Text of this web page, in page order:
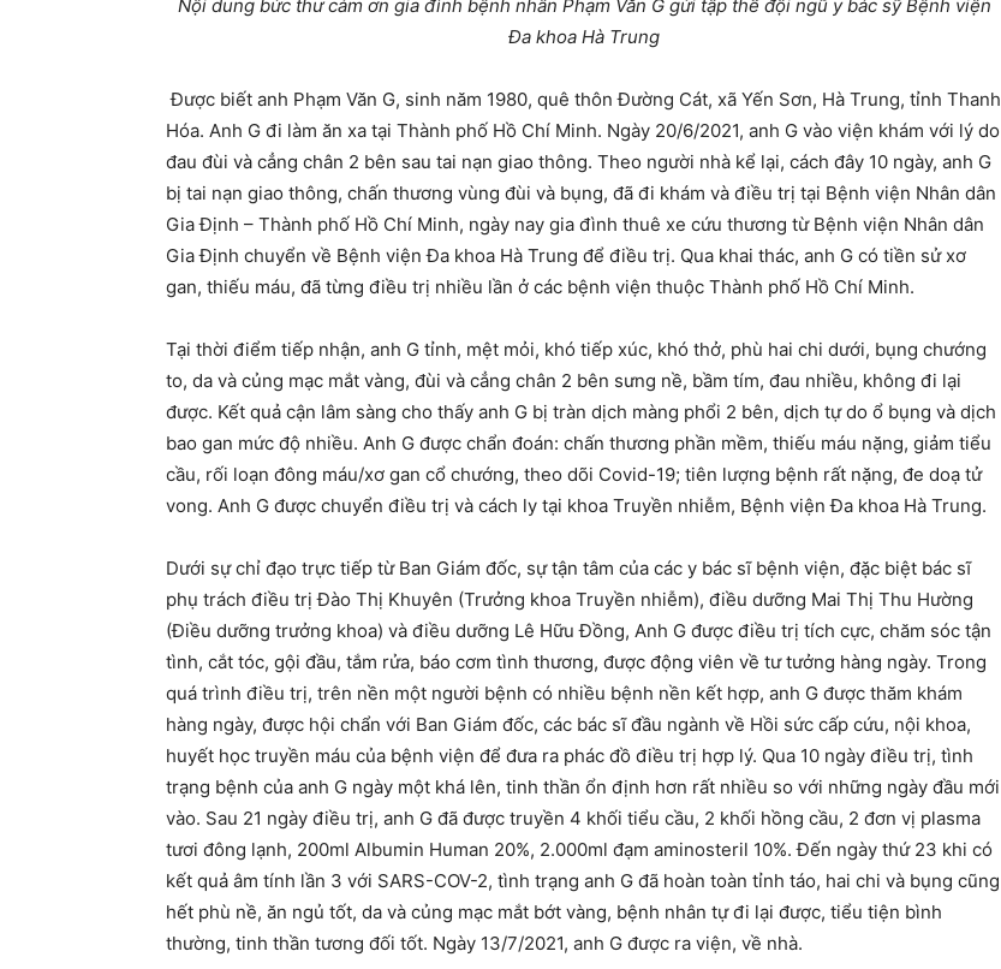
Nội dung bức thư cảm ơn gia đình bệnh nhân Phạm Văn G gửi tập thể đội ngũ y bác sỹBệnh viện
Đa khoa Hà Trung
Được biết anh Phạm Văn G, sinh năm 1980, quê thôn Đường Cát, xã Yến Sơn, Hà Trung, tỉnh Thanh
Hóa. Anh G đi làm ăn xa tại Thành phố Hồ Chí Minh. Ngày 20/6/2021, anh G vào viện khám với lý do
đau đùi và cẳng chân 2 bên sau tai nạn giao thông. Theo người nhà kể lại, cách đây 10 ngày, anh G
bị tai nạn giao thông, chấn thương vùng đùi và bụng, đã đi khám và điều trị tại Bệnh viện Nhân dân
Gia Định – Thành phố Hồ Chí Minh, ngày nay gia đình thuê xe cứu thương từ Bệnh viện Nhân dân
Gia Định chuyển về Bệnh viện Đa khoa Hà Trung để điều trị. Qua khai thác, anh G có tiền sử xơ
gan, thiếu máu, đã từng điều trị nhiều lần ở các bệnh viện thuộc Thành phố Hồ Chí Minh.
Tại thời điểm tiếp nhận, anh G tỉnh, mệt mỏi, khó tiếp xúc, khó thở, phù hai chi dưới, bụng chướng
to, da và củng mạc mắt vàng, đùi và cẳng chân 2 bên sưng nề, bầm tím, đau nhiều, không đi lại
được. Kết quả cận lâm sàng cho thấy anh G bị tràn dịch màng phổi 2 bên, dịch tự do ổ bụng và dịch
bao gan mức độ nhiều. Anh G được chẩn đoán: chấn thương phần mềm, thiếu máu nặng, giảm tiểu
cầu, rối loạn đông máu/xơ gan cổ chướng, theo dõi Covid-19; tiên lượng bệnh rất nặng, đe doạ tử
vong. Anh G được chuyển điều trị và cách ly tại khoa Truyền nhiễm, Bệnh viện Đa khoa Hà Trung.
Dưới sự chỉ đạo trực tiếp từ Ban Giám đốc, sự tận tâm của các y bác sĩ bệnh viện, đặc biệt bác sĩ
phụ trách điều trị Đào Thị Khuyên (Trưởng khoa Truyền nhiễm), điều dưỡng Mai Thị Thu Hường
(Điều dưỡng trưởng khoa) và điều dưỡng Lê Hữu Đồng, Anh G được điều trị tích cực, chăm sóc tận
tình, cắt tóc, gội đầu, tắm rửa, báo cơm tình thương, được động viên về tư tưởng hàng ngày. Trong
quá trình điều trị, trên nền một người bệnh có nhiều bệnh nền kết hợp, anh G được thăm khám
hàng ngày, được hội chẩn với Ban Giám đốc, các bác sĩ đầu ngành về Hồi sức cấp cứu, nội khoa,
huyết học truyền máu của bệnh viện để đưa ra phác đồ điều trị hợp lý. Qua 10 ngày điều trị, tình
trạng bệnh của anh G ngày một khá lên, tinh thần ổn định hơn rất nhiều so với những ngày đầu mới
vào. Sau 21 ngày điều trị, anh G đã được truyền 4 khối tiểu cầu, 2 khối hồng cầu, 2 đơn vị plasma
tươi đông lạnh, 200ml Albumin Human 20%, 2.000ml đạm aminosteril 10%. Đến ngày thứ 23 khi có
kết quả âm tính lần 3 với SARS-COV-2, tình trạng anh G đã hoàn toàn tỉnh táo, hai chi và bụng cũng
hết phù nề, ăn ngủ tốt, da và củng mạc mắt bớt vàng, bệnh nhân tự đi lại được, tiểu tiện bình
thường, tinh thần tương đối tốt. Ngày 13/7/2021, anh G được ra viện, về nhà.